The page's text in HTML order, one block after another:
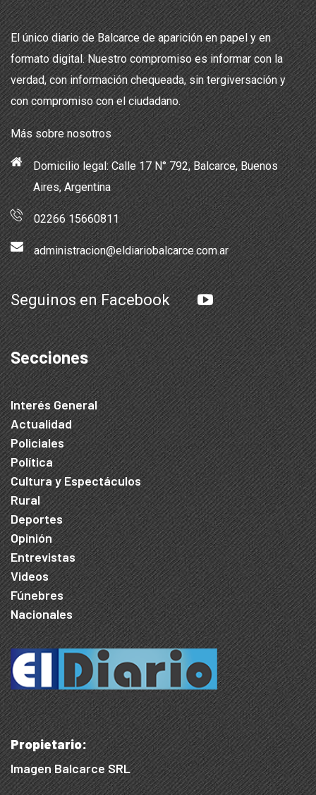
El único diario de Balcarce de aparición en papel y en
formato digital. Nuestro compromiso es informar con la
verdad, con información chequeada, sin tergiversación y
con compromiso con el ciudadano.
Más sobre nosotros
Domicilio legal: Calle 17 N° 792, Balcarce, Buenos
Aires, Argentina
02266 15660811
administracion@eldiariobalcarce.com.ar
Seguinos en Facebook
Secciones
Interés General
Actualidad
Policiales
Política
Cultura y Espectáculos
Rural
Deportes
Opinión
Entrevistas
Videos
Fúnebres
Nacionales
Propietario:
Imagen Balcarce SRL